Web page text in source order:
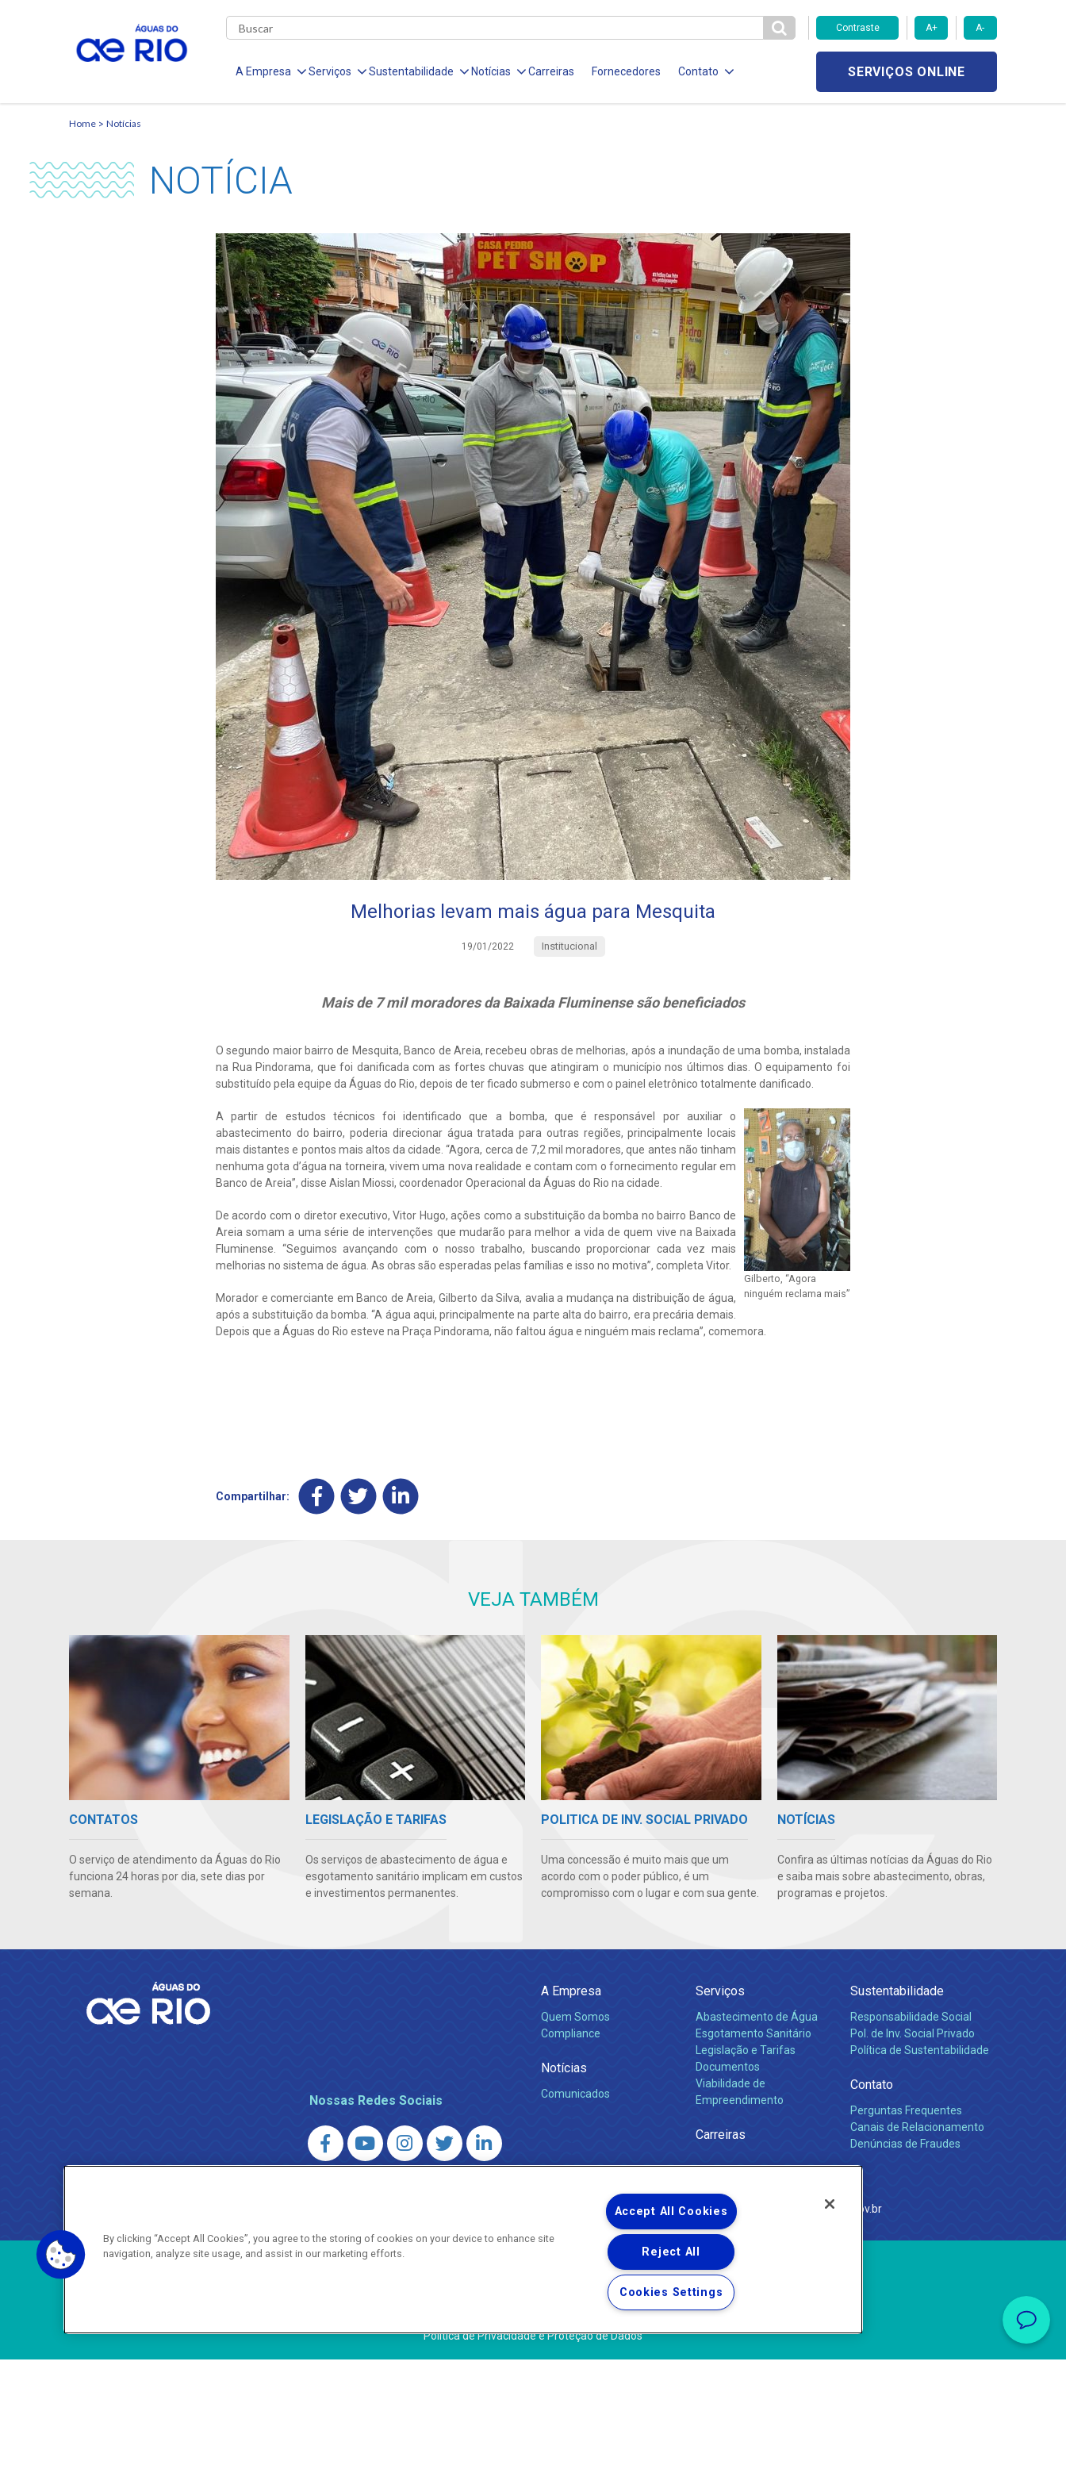
Contraste A+ A-
A Empresa Serviços Sustentabilidade Notícias Carreiras Fornecedores Contato SERVIÇOS ONLINE
Home Notícias
NOTÍCIA
Melhorias levam mais água para Mesquita
19/01/2022 Institucional
Mais de 7 mil moradores da Baixada Fluminense são beneficiados
O segundo maior bairro de Mesquita, Banco de Areia, recebeu obras de melhorias, após a inundação de uma bomba, instalada
na Rua Pindorama, que foi danificada com as fortes chuvas que atingiram o município nos últimos dias. O equipamento foi
substituído pela equipe da Águas do Rio, depois de ter ficado submerso e com o painel eletrônico totalmente danificado.
Gilberto, “Agora
ninguém reclama mais”
A partir de estudos técnicos foi identificado que a bomba, que é responsável por auxiliar o
abastecimento do bairro, poderia direcionar água tratada para outras regiões, principalmente locais
mais distantes e pontos mais altos da cidade. “Agora, cerca de 7,2 mil moradores, que antes não tinham
nenhuma gota d’água na torneira, vivem uma nova realidade e contam com o fornecimento regular em
Banco de Areia”, disse Aislan Miossi, coordenador Operacional da Águas do Rio na cidade.
De acordo com o diretor executivo, Vitor Hugo, ações como a substituição da bomba no bairro Banco de
Areia somam a uma série de intervenções que mudarão para melhor a vida de quem vive na Baixada
Fluminense. “Seguimos avançando com o nosso trabalho, buscando proporcionar cada vez mais
melhorias no sistema de água. As obras são esperadas pelas famílias e isso no motiva”, completa Vitor.
Morador e comerciante em Banco de Areia, Gilberto da Silva, avalia a mudança na distribuição de água,
após a substituição da bomba. “A água aqui, principalmente na parte alta do bairro, era precária demais.
Depois que a Águas do Rio esteve na Praça Pindorama, não faltou água e ninguém mais reclama”, comemora.
Compartilhar:
VEJA TAMBÉM
CONTATOS
O serviço de atendimento da Águas do Rio
funciona 24 horas por dia, sete dias por
semana.
LEGISLAÇÃO E TARIFAS
Os serviços de abastecimento de água e
esgotamento sanitário implicam em custos
e investimentos permanentes.
POLITICA DE INV. SOCIAL PRIVADO
Uma concessão é muito mais que um
acordo com o poder público, é um
compromisso com o lugar e com sua gente.
NOTÍCIAS
Confira as últimas notícias da Águas do Rio
e saiba mais sobre abastecimento, obras,
programas e projetos.
Nossas Redes Sociais
A Empresa
Quem Somos
Compliance
Notícias
Comunicados
Serviços
Abastecimento de Água
Esgotamento Sanitário
Legislação e Tarifas
Documentos
Viabilidade de
Empreendimento
Carreiras
Sustentabilidade
Responsabilidade Social
Pol. de Inv. Social Privado
Política de Sustentabilidade
Contato
Perguntas Frequentes
Canais de Relacionamento
Denúncias de Fraudes
AGENERSA – Agência Reguladora de Energia e Saneamento do Estado do Rio de Janeiro
ouvidoria.agenersa@gmail.com http://www.agenersa.rj.gov.br
Copyright ® 2026 - Todos os Direitos Reservados.
Política de Privacidade e Proteção de Dados
By clicking “Accept All Cookies”, you agree to the storing of cookies on your device to enhance site
navigation, analyze site usage, and assist in our marketing efforts.
Accept All Cookies
Reject All
Cookies Settings